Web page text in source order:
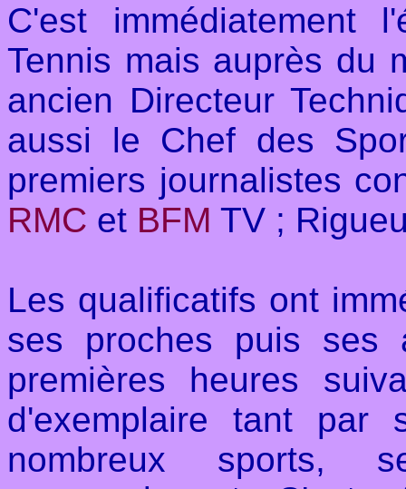
C'est immédiatement
Tennis mais auprès du
ancien Directeur
aussi le Chef des
premiers journalistes
RMC et BFM TV ;
Les qualificatifs ont
ses proches puis ses
premières heures
d'exemplaire tant par
nombreux sports,